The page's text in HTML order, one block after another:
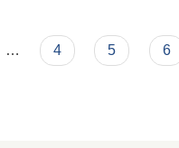
… 4 5 6